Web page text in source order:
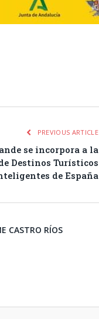
PREVIOUS ARTICLE
se incorpora a la
Destinos Turísticos
de España
CASTRO RÍOS